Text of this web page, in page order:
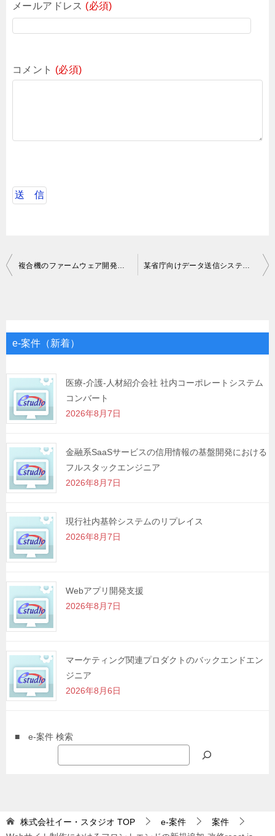
メールアドレス (必須)
コメント (必須)
投
ゲ
シ
ョ
ン
複合機のファームウェア開発設計～テスト 某省庁向けデータ送信システム開発案件
e-案件（新着）
医療-介護-人材紹介会社 社内コーポレートシステム
コンバート
2026年8月7日
金融系SaaSサービスの信用情報の基盤開発における
フルスタックエンジニア
2026年8月7日
現行社内基幹システムのリプレイス
2026年8月7日
Webアプリ開発支援
2026年8月7日
マーケティング関連プロダクトのバックエンドエン
ジニア
2026年8月6日
■ e-案件 検索
株式会社イー・スタジオ TOP e-案件
案件